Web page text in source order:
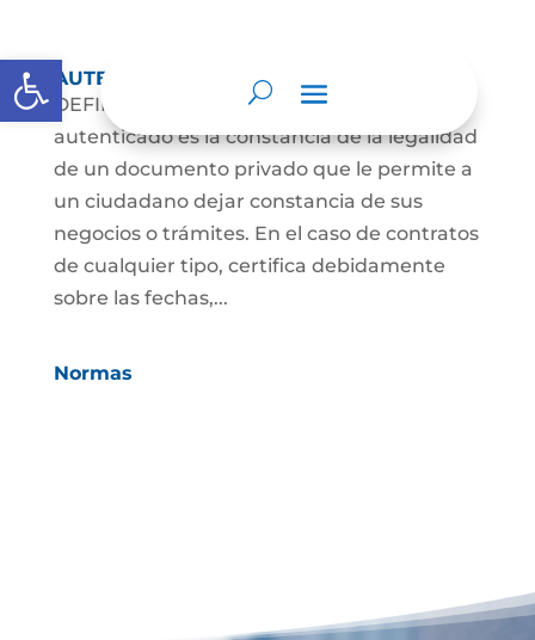
Abrir barra de herramientas
AUTENTICACIONES
DEFINICIÓN: Un documento notarizado y
autenticado es la constancia de la legalidad
de un documento privado que le permite a
un ciudadano dejar constancia de sus
negocios o trámites. En el caso de contratos
de cualquier tipo, certifica debidamente
sobre las fechas,...
Normas